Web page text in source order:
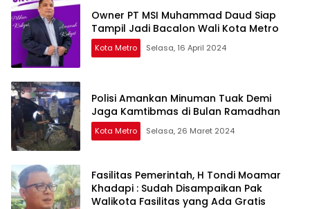
Owner PT MSI Muhammad Daud Siap
Tampil Jadi Bacalon Wali Kota Metro
Kota Metro Selasa, 16 April 2024
Polisi Amankan Minuman Tuak Demi
Jaga Kamtibmas di Bulan Ramadhan
Kota Metro Selasa, 26 Maret 2024
Fasilitas Pemerintah, H Tondi Moamar
Khadapi : Sudah Disampaikan Pak
Walikota Fasilitas yang Ada Gratis